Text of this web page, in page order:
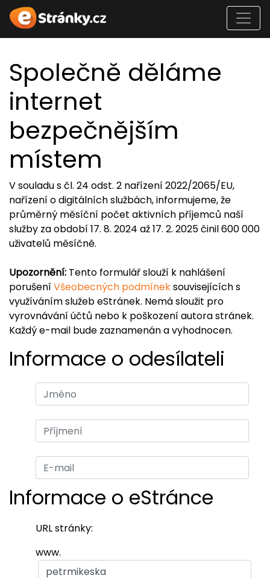
Společně děláme
internet
bezpečnějším
místem
V souladu s čl. 24 odst. 2 nařízení 2022/2065/EU,
nařízení o digitálních službách, informujeme, že
průměrný měsíční počet aktivních příjemců naší
služby za období 17. 8. 2024 až 17. 2. 2025 činil 600 000
uživatelů měsíčně.
Upozornění: Tento formulář slouží k nahlášení
porušeníVšeobecných podmíneksouvisejících s
využíváním služeb eStránek. Nemá sloužit pro
vyrovnávání účtů nebo k poškození autora stránek.
Každý e-mail bude zaznamenán a vyhodnocen.
Informace o odesílateli
Informace o eStránce
URL stránky:
www.